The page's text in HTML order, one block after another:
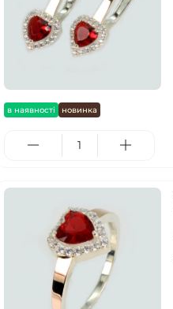
в наявності новинка